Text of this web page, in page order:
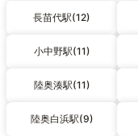
長苗代駅(12)
小中野駅(11)
陸奥湊駅(11)
陸奥白浜駅(9)